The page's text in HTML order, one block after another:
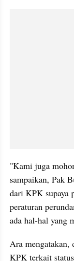
"Kami juga
sampaikan, Pak
dari KPK supaya
peraturan
ada hal-hal yang
Ara mengatakan,
KPK terkait